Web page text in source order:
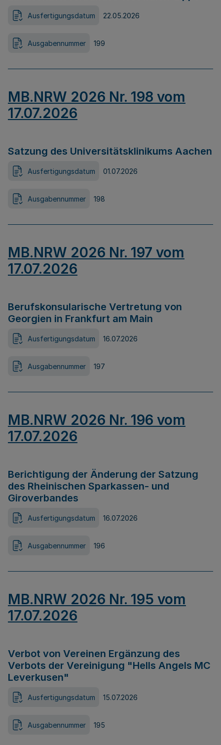
Ausfertigungsdatum 22.05.2026
Ausgabennummer 199
MB.NRW 2026 Nr. 198 vom
17.07.2026
Satzung des Universitätsklinikums Aachen
Ausfertigungsdatum 01.07.2026
Ausgabennummer 198
MB.NRW 2026 Nr. 197 vom
17.07.2026
Berufskonsularische Vertretung von
Georgien in Frankfurt am Main
Ausfertigungsdatum 16.07.2026
Ausgabennummer 197
MB.NRW 2026 Nr. 196 vom
17.07.2026
Berichtigung der Änderung der Satzung
des Rheinischen Sparkassen- und
Giroverbandes
Ausfertigungsdatum 16.07.2026
Ausgabennummer 196
MB.NRW 2026 Nr. 195 vom
17.07.2026
Verbot von Vereinen Ergänzung des
Verbots der Vereinigung "Hells Angels MC
Leverkusen"
Ausfertigungsdatum 15.07.2026
Ausgabennummer 195